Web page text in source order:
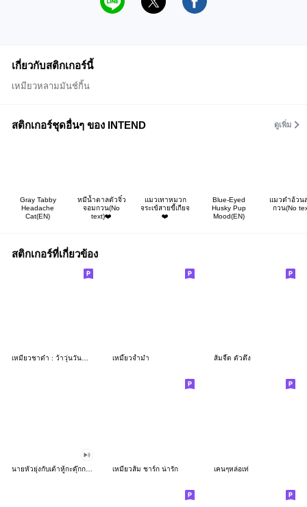
เกี่ยวกับสติกเกอร์นี้
เหมียวหลามมันช์กิ้น
สติกเกอร์ชุดอื่นๆ ของ INTEND ดูเพิ่ม
Gray Tabby
Headache
Cat(EN)
หมีน้ำตาลตัวจิ๋ว
จอมกวน(No
text)❤️
แมวเทาหมวก
จระเข้สายขี้เกียจ
❤️
Blue-Eyed
Husky Pup
Mood(EN)
แมวดำอ้วน
กวน(No
สติกเกอร์ที่เกี่ยวข้อง
เหมียวชาดำ : ว้าวุ่นวันทำงาน!! เหมี๊ยวจ้ำม่ำ ส้มจี๊ด ตัวตึง
เหมียวส้ม ชาร์ก น่ารัก เคนๆหล่อเท่